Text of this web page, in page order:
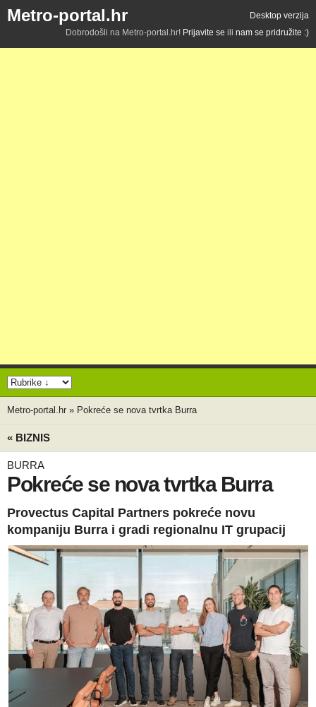
Metro-portal.hr
Desktop verzija
Dobrodošli na Metro-portal.hr! Prijavite se ili nam se pridružite :)
Metro-portal.hr » Pokreće se nova tvrtka Burra
« BIZNIS
BURRA
Pokreće se nova tvrtka Burra
Provectus Capital Partners pokreće novu
kompaniju Burra i gradi regionalnu IT grupacij